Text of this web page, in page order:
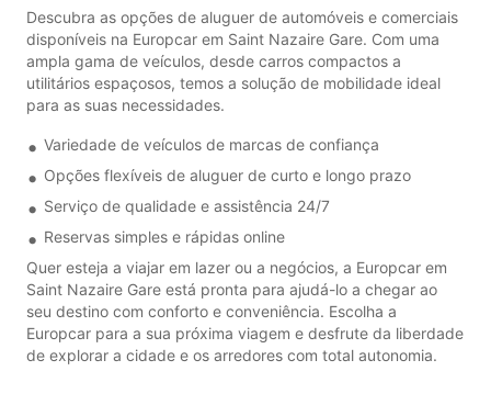
Descubra as opções de aluguer de automóveis e comerciais
disponíveis na Europcar em Saint Nazaire Gare. Com uma
ampla gama de veículos, desde carros compactos a
utilitários espaçosos, temos a solução de mobilidade ideal
para as suas necessidades.
Variedade de veículos de marcas de confiança
Opções flexíveis de aluguer de curto e longo prazo
Serviço de qualidade e assistência 24/7
Reservas simples e rápidas online
Quer esteja a viajar em lazer ou a negócios, a Europcar em
Saint Nazaire Gare está pronta para ajudá-lo a chegar ao
seu destino com conforto e conveniência. Escolha a
Europcar para a sua próxima viagem e desfrute da liberdade
de explorar a cidade e os arredores com total autonomia.